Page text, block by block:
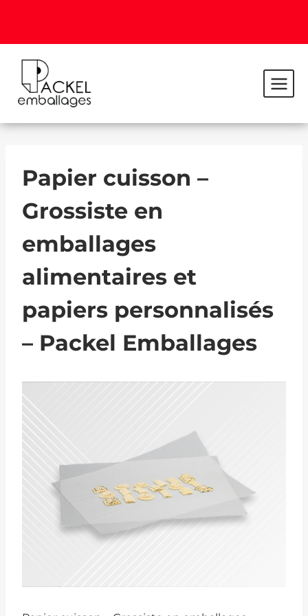
Papier cuisson –
Grossiste en
emballages
alimentaires et
papiers personnalisés
– Packel Emballages